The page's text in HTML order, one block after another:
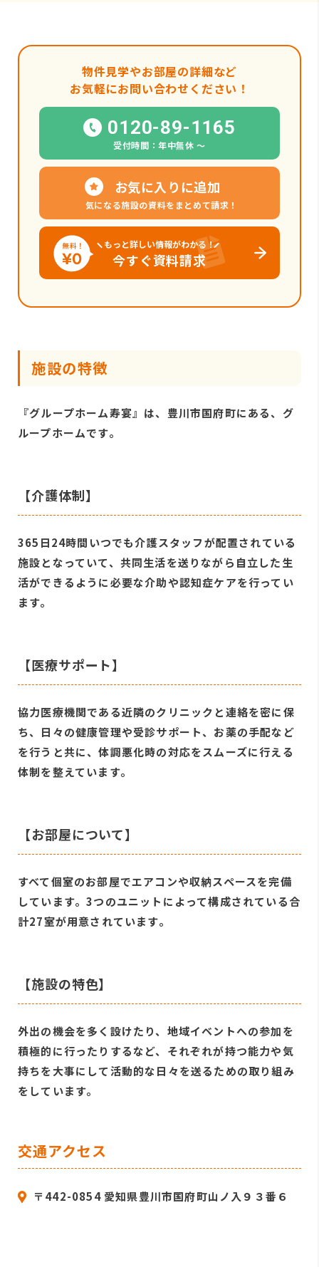
物件見学やお部屋の詳細など
お気軽にお問い合わせください！
0120-89-1165
受付時間：年中無休 〜
お気に入りに追加
気になる施設の資料をまとめて請求！
もっと詳しい情報がわかる！
今すぐ資料請求
施設の特徴
『グループホーム寿宴』は、豊川市国府町にある、グ
ループホームです。
【介護体制】
365日24時間いつでも介護スタッフが配置されている
施設となっていて、共同生活を送りながら自立した生
活ができるように必要な介助や認知症ケアを行ってい
ます。
【医療サポート】
協力医療機関である近隣のクリニックと連絡を密に保
ち、日々の健康管理や受診サポート、お薬の手配など
を行うと共に、体調悪化時の対応をスムーズに行える
体制を整えています。
【お部屋について】
すべて個室のお部屋でエアコンや収納スペースを完備
しています。3つのユニットによって構成されている合
計27室が用意されています。
【施設の特色】
外出の機会を多く設けたり、地域イベントへの参加を
積極的に行ったりするなど、それぞれが持つ能力や気
持ちを大事にして活動的な日々を送るための取り組み
をしています。
交通アクセス
〒442-0854 愛知県豊川市国府町山ノ入９３番６